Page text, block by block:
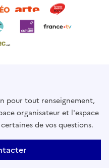
pour tout renseignement,
organisateur et l'espace
de vos questions.